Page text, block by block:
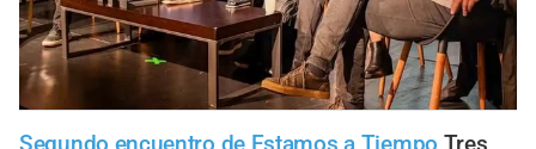
Segundo encuentro de Estamos a Tiempo Tres